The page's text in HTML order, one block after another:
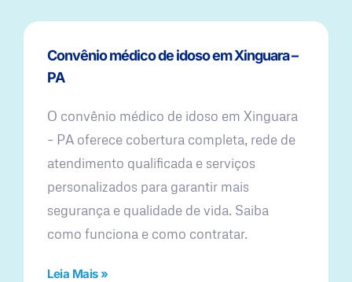
Convênio médico de idoso em Xinguara –
PA
O convênio médico de idoso em Xinguara
– PA oferece cobertura completa, rede de
atendimento qualificada e serviços
personalizados para garantir mais
segurança e qualidade de vida. Saiba
como funciona e como contratar.
Leia Mais »